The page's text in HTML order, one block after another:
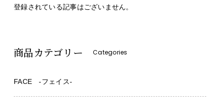
登録されている記事はございません。
商品カテゴリー Categories
FACE -フェイス-